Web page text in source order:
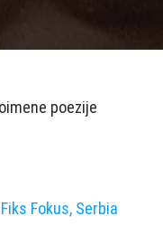
poezije
Fiks Fokus, Serbia